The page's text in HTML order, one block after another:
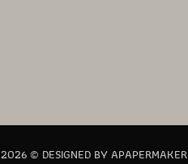
2026 © DESIGNED BY APAPERMAKER